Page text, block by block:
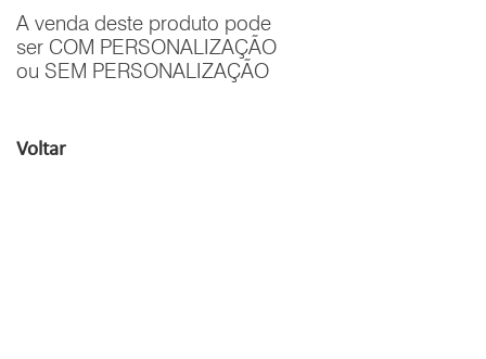
A venda deste produto pode
ser COM PERSONALIZAÇÃO
ou SEM PERSONALIZAÇÃO
Voltar